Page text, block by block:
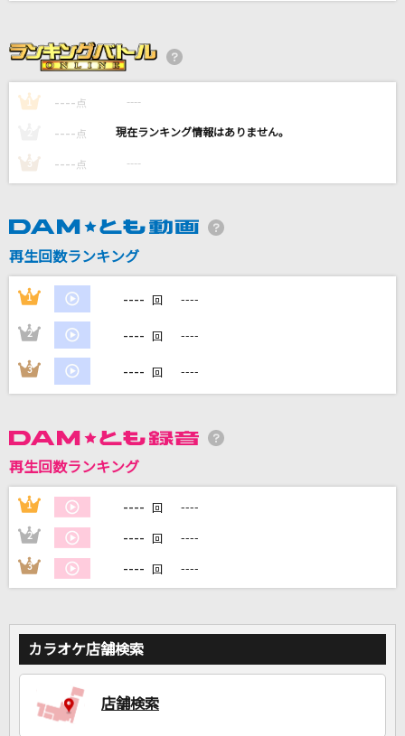
「熱き星たちよ」横浜ベイスターズ球団歌
[生音]ピースサイン
米津玄師
DAMの新曲・ランキングなど
カラオケ最新情報をチェック！
カラオケをもっと楽しもう！
家族や友達と一緒に！練習にも！
1 ---- 点 ----
---- 点 ----
3 ---- 点 ----
再生回数ランキング
1 ---- 回 ----
2 ---- 回 ----
3 ---- 回 ----
再生回数ランキング
1 ---- 回 ----
2 ---- 回 ----
3 ---- 回 ----
カラオケ店舗検索
店舗検索